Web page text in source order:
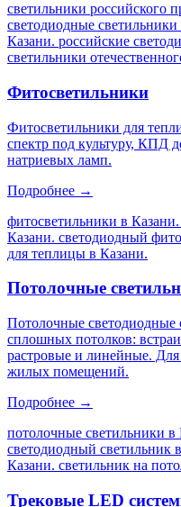
светильники российского
светодиодные светильники
Казани. российские
светильники
Фитосветильники
Фитосветильники для
спектр под культуру, КПД
натриевых ламп.
Подробнее →
фитосветильники в
Казани. светодиодный
для теплицы в Казани.
Потолочные
Потолочные светодиодные
сплошных потолков:
растровые и линейные.
жилых помещений.
Подробнее →
потолочные светильники
светодиодный светильник
Казани. светильник на
Трековые LED